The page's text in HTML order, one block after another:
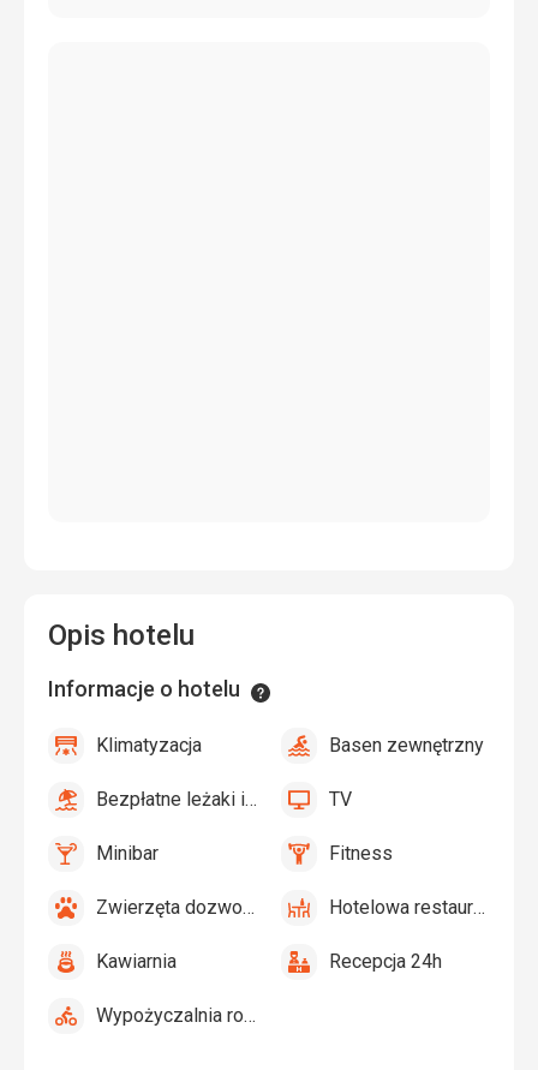
Opis hotelu
Informacje o hotelu Informacje
Klimatyzacja
Klimatyzacja
tak
BasenBasen zewnętrzny
tak
Bezpłatne
i
przy
Bezpłatne leżaki i parasole przy basenie
tak TV TV
tak
Minibar,Minibar
tak FitnessFitness
tak
Zwierzęta
Zwierzęta dozwolone
tak
Hotelowa
Hotelowa restauracja
tak
Kawiarnia
Kawiarnia
tak
RecepcjaRecepcja 24h
tak
Wypożyczalnia
Wypożyczalnia rowerów
tak